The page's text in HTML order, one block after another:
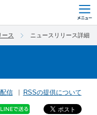
ース ニュースリリース詳細
信 RSSの提供について